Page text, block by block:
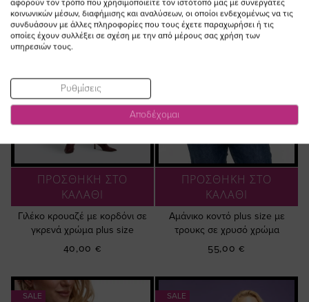
ΠΡΟΣΘΗΚΗ ΣΤΟ
ΚΑΛΑΘΙ
Γιλέκο κρουαζέ με κορδόνι σε
γκρενά χρώμα plus size
40,00 €
ΠΡΟΣΘΗΚΗ ΣΤΟ
ΚΑΛΑΘΙ
Αμάνικο κοντό plus size με
τρουκς σε χρυσό χρώμα
55,00 €
SALE SALE
αφορούν τον τρόπο που χρησιμοποιείτε τον ιστότοπό μας με συνεργάτες
κοινωνικών μέσων, διαφήμισης και αναλύσεων, οι οποίοι ενδεχομένως να τις
συνδυάσουν με άλλες πληροφορίες που τους έχετε παραχωρήσει ή τις
οποίες έχουν συλλέξει σε σχέση με την από μέρους σας χρήση των
υπηρεσιών τους.
Ρυθμίσεις
Αποδέχομαι